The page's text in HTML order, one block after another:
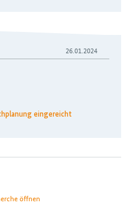
26.01.2024
eingereicht
öffnen